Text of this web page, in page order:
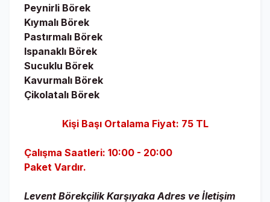
Peynirli Börek
Kıymalı Börek
Pastırmalı Börek
Ispanaklı Börek
Sucuklu Börek
Kavurmalı Börek
Çikolatalı Börek
Kişi Başı Ortalama Fiyat: 75 TL
Çalışma Saatleri: 10:00 - 20:00
Paket Vardır.
Levent Börekçilik Karşıyaka Adres ve İletişim